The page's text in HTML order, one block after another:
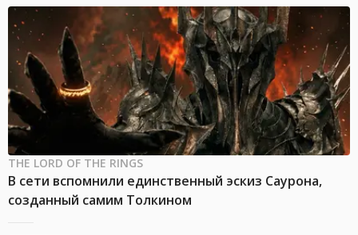
THE LORD OF THE RINGS
В сети вспомнили единственный эскиз Саурона,
созданный самим Толкином